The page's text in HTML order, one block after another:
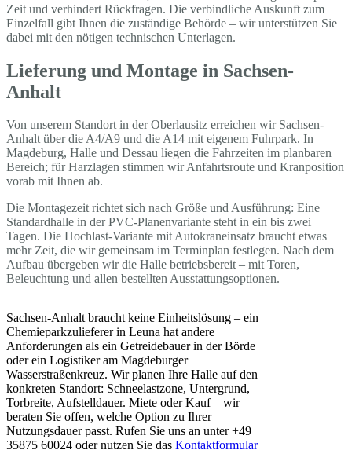
Zeit und verhindert Rückfragen. Die verbindliche Auskunft zum
Einzelfall gibt Ihnen die zuständige Behörde – wir unterstützen Sie
dabei mit den nötigen technischen Unterlagen.
Lieferung und Montage in Sachsen-
Anhalt
Von unserem Standort in der Oberlausitz erreichen wir Sachsen-
Anhalt über die A4/A9 und die A14 mit eigenem Fuhrpark. In
Magdeburg, Halle und Dessau liegen die Fahrzeiten im planbaren
Bereich; für Harzlagen stimmen wir Anfahrtsroute und Kranposition
vorab mit Ihnen ab.
Die Montagezeit richtet sich nach Größe und Ausführung: Eine
Standardhalle in der PVC-Planenvariante steht in ein bis zwei
Tagen. Die Hochlast-Variante mit Autokraneinsatz braucht etwas
mehr Zeit, die wir gemeinsam im Terminplan festlegen. Nach dem
Aufbau übergeben wir die Halle betriebsbereit – mit Toren,
Beleuchtung und allen bestellten Ausstattungsoptionen.
Sachsen-Anhalt braucht keine Einheitslösung – ein
Chemieparkzulieferer in Leuna hat andere
Anforderungen als ein Getreidebauer in der Börde
oder ein Logistiker am Magdeburger
Wasserstraßenkreuz. Wir planen Ihre Halle auf den
konkreten Standort: Schneelastzone, Untergrund,
Torbreite, Aufstelldauer. Miete oder Kauf – wir
beraten Sie offen, welche Option zu Ihrer
Nutzungsdauer passt. Rufen Sie uns an unter +49
35875 60024 oder nutzen Sie das Kontaktformular